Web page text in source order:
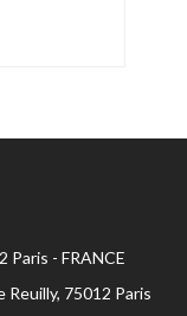
Paris - FRANCE
75012 Paris